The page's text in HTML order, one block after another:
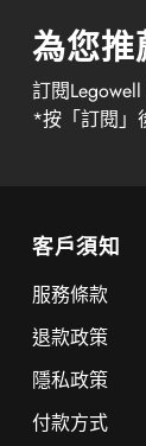
為您推
訂閱
*按「訂閱」
客戶須知
服務條款
退款政策
隱私政策
付款方式